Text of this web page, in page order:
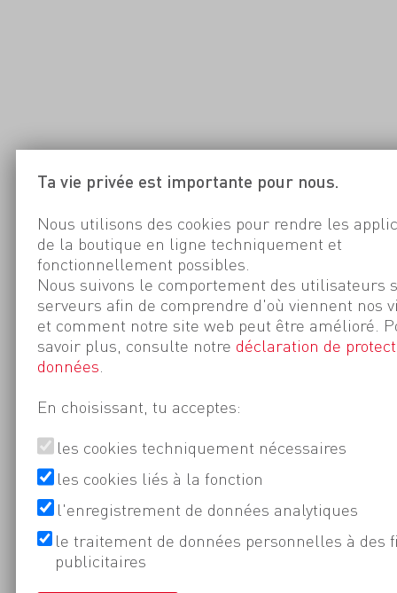
Ta vie privée est importante pour nous.
Nous utilisons des cookies pour rendre les
de la boutique en ligne techniquement et
fonctionnellement possibles.
Nous suivons le comportement des utilisateurs
serveurs afin de comprendre d'où viennent nos
et comment notre site web peut être amélioré.
savoir plus, consulte notre déclaration de
données
En choisissant, tu acceptes:
les cookies techniquement nécessaires
les cookies liés à la fonction
l'enregistrement de données analytiques
le traitement de données personnelles à des
publicitaires